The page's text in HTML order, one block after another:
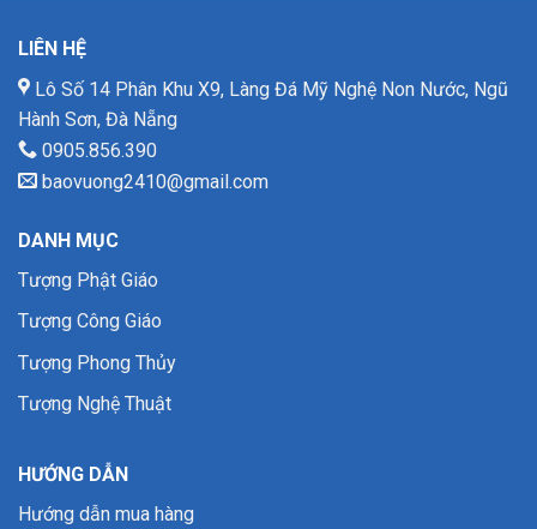
LIÊN HỆ
Lô Số 14 Phân Khu X9, Làng Đá Mỹ Nghệ Non Nước, Ngũ
Hành Sơn, Đà Nẵng
0905.856.390
baovuong2410@gmail.com
DANH MỤC
Tượng Phật Giáo
Tượng Công Giáo
Tượng Phong Thủy
Tượng Nghệ Thuật
HƯỚNG DẪN
Hướng dẫn mua hàng